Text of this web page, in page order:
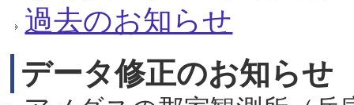
過去のお知らせ
データ修正のお知らせ